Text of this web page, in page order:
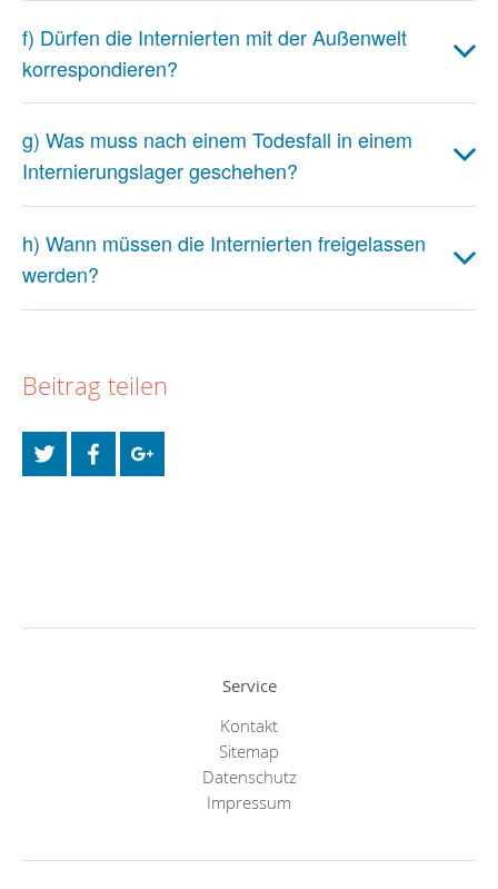
f) Dürfen die Internierten mit der Außenwelt
korrespondieren?
g) Was muss nach einem Todesfall in einem
Internierungslager geschehen?
h) Wann müssen die Internierten freigelassen
werden?
Beitrag teilen
Service
Kontakt
Sitemap
Datenschutz
Impressum